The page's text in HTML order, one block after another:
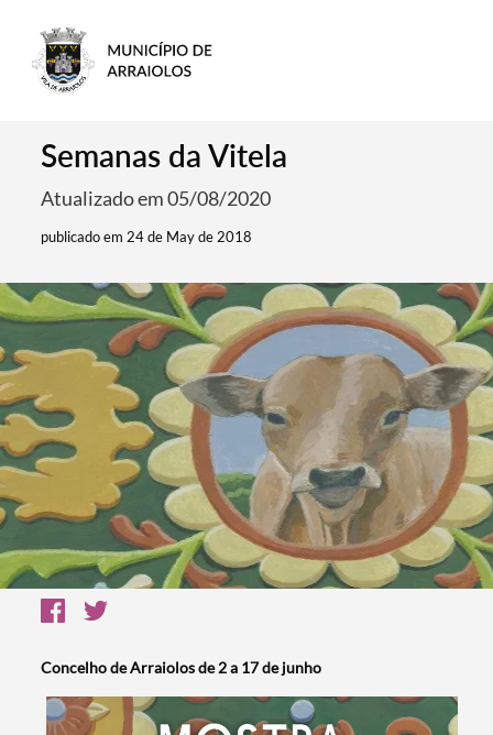
Semanas da Vitela
Atualizado em 05/08/2020
publicado em 24 de May de 2018
Concelho de Arraiolos de 2 a 17 de junho